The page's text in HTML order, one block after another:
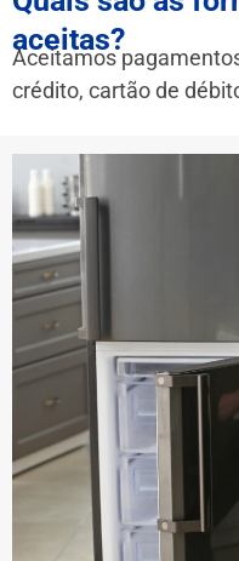
aceitas?
Aceitamos
crédito, cartão de